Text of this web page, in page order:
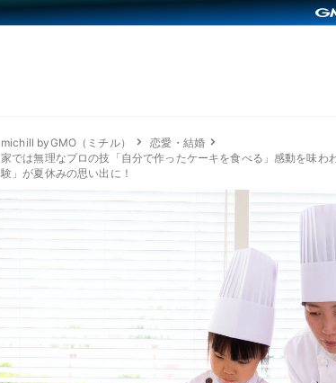
michill byGMO（ミチル）
恋愛・結婚
家では無理なプロの技「自分で作ったケーキを食べる」感動を味
験」が夏休みの思い出に！